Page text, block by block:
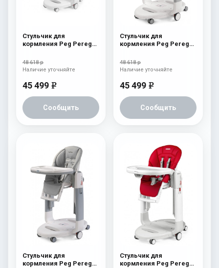
Стульчик для
кормления Peg Perego
Crema
48 618 р
45 499 e
Сообщить
Наличие уточняйте
Стульчик для
кормления Peg Perego
Paloma
48 618 р
45 499 e
Сообщить
Наличие уточняйте
Стульчик для
кормления Peg Perego
Стульчик для
кормления Peg Perego